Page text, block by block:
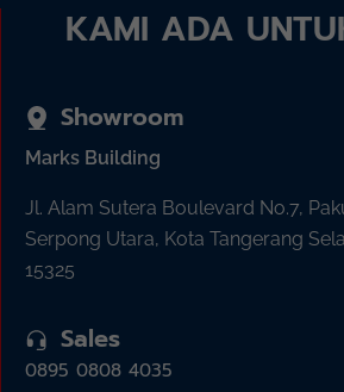
KAMI ADA
Showroom
Marks Building
Jl. Alam Sutera Boulevard No.7,
Serpong Utara, Kota Tangerang
15325
Sales
0895 0808 4035